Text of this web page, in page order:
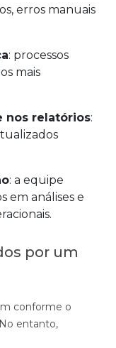
erros manuais
: processos
mais
nos relatórios:
: a equipe
em análises e
por um
conforme o
entanto,